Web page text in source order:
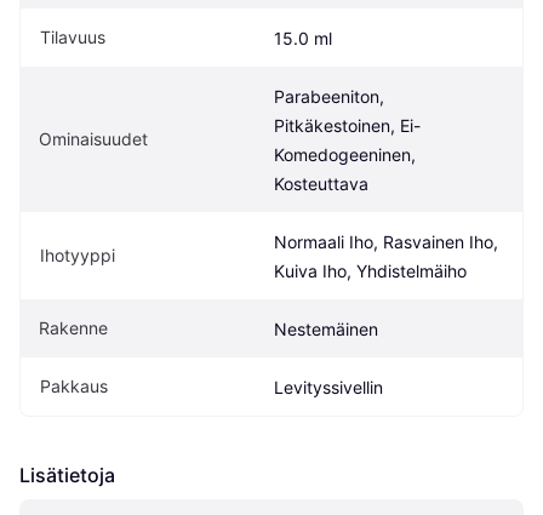
Tilavuus 15.0 ml
Ominaisuudet
Parabeeniton,
Pitkäkestoinen, Ei-
Komedogeeninen,
Kosteuttava
Ihotyyppi
Normaali Iho, Rasvainen Iho,
Kuiva Iho, Yhdistelmäiho
Rakenne Nestemäinen
Pakkaus Levityssivellin
Lisätietoja